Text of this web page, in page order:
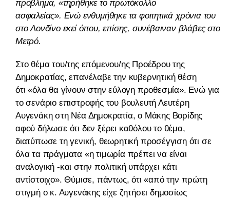
πρόβλημα, «τηρήθηκε το πρωτόκολλο
ασφαλείας». Ενώ ενθυμήθηκε τα φοιτητικά χρόνια του
στο Λονδίνο εκεί όπου, επίσης, συνέβαιναν βλάβες στο
Μετρό.
Στο θέμα του/της επόμενου/ης Προέδρου της
Δημοκρατίας, επανέλαβε την κυβερνητική θέση
ότι «όλα θα γίνουν στην εύλογη προθεσμία». Ενώ για
το σενάριο επιστροφής του βουλευτή Λευτέρη
Αυγενάκη στη Νέα Δημοκρατία, ο Μάκης Βορίδης
αφού δήλωσε ότι δεν ξέρει καθόλου το θέμα,
διατύπωσε τη γενική, θεωρητική προσέγγιση ότι σε
όλα τα πράγματα «η τιμωρία πρέπει να είναι
αναλογική -και στην πολιτική υπάρχει κάτι
αντίστοιχο». Θύμισε, πάντως, ότι «από την πρώτη
στιγμή ο κ. Αυγενάκης είχε ζητήσει δημοσίως